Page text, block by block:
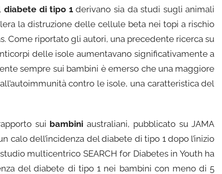
diabete di tipo 1derivano sia da studi sugli animali
la distruzione delle cellule beta nei topi a rischio
Come riportato gli autori, una precedente ricerca su
delle isole aumentavano significativamente a
sempre sui bambini è emerso che una maggiore
contro le isole, una caratteristica del
sui bambini australiani, pubblicato su JAMA
calo dell’incidenza del diabete di tipo 1 dopo l’inizio
multicentrico SEARCH for Diabetes in Youth ha
del diabete di tipo 1 nei bambini con meno di 5